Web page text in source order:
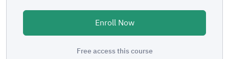
Enroll Now
Free access this course